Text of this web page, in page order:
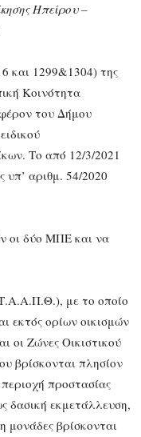
Ηπείρου –
και 1299&1304) της
Κοινότητα
του Δήμου
Το από 12/3/2021
αριθμ. 54/2020
οι δύο ΜΠΕ και να
με το οποίο
εκτός ορίων οικισμών
οι Ζώνες Οικιστικού
βρίσκονται πλησίον
προστασίας
δασική εκμετάλλευση,
μονάδες βρίσκονται